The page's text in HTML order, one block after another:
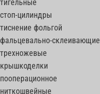
тигельные
стоп-цилиндры
тиснение фольгой
фальцевально-склеивающие
трехножевые
крышкоделки
пооперационное
ниткошвейные